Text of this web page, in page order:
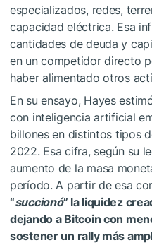
especializados, redes,
capacidad eléctrica. Esa
cantidades de deuda y
en un competidor directo
haber alimentado otros
En su ensayo, Hayes
con inteligencia artificial
billones en distintos tipos
2022. Esa cifra, según su
aumento de la masa
período. A partir de esa
“succionó” la liquidez
dejando a Bitcoin con
sostener un rally más